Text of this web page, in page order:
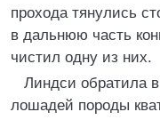
прохода тянулись
в дальнюю часть
чистил одну из них.
Линдси обратила
лошадей породы